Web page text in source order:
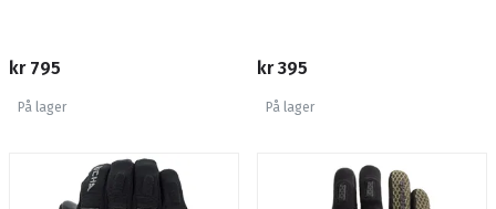
kr 795
På lager
kr 395
På lager